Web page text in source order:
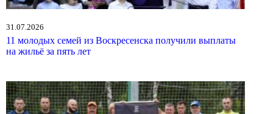
31.07.2026
11 молодых семей из Воскресенска получили выплаты
на жильё за пять лет